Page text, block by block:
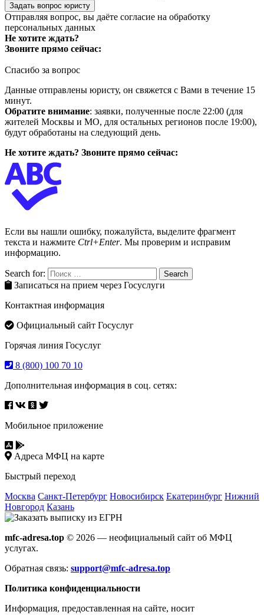
Задать вопрос юристу
Отправляя вопрос, вы даёте согласие на обработку
персональных данных
Не хотите ждать?
Звоните прямо сейчас:
Спасибо за вопрос
Данные отправлены юристу, он свяжется с Вами в течение 15
минут.
Обратите внимание: заявки, полученные после 22:00 (для
жителей Москвы и МО, для остальных регионов после 19:00),
будут обработаны на следующий день.
Не хотите ждать? Звоните прямо сейчас:
Если вы нашли ошибку, пожалуйста, выделите фрагмент
текста и нажмите Ctrl+Enter. Мы проверим и исправим
информацию.
Search for: Search
Записаться на прием через Госуслуги
Контактная информация
Официальный сайт Госуслуг
Горячая линия Госуслуг
8 (800) 100 70 10
Дополнительная информация в соц. сетях:
Мобильное приложение
Адреса МФЦ на карте
Быстрый переход
Москва Санкт-Петербург Новосибирск Екатеринбург Нижний
Новгород Казань
mfc-adresa.top © 2026 — неофициальный сайт об МФЦ
услугах.
Обратная связь: support@mfc-adresa.top
Политика конфиденциальности
Информация, предоставленная на сайте, носит